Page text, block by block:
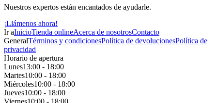
Nuestros expertos están encantados de ayudarle.
¡Llámenos ahora!
Ir aInicioTienda onlineAcerca de nosotrosContacto
GeneralTérminos y condicionesPolítica de devolucionesPolítica de
privacidad
Horario de apertura
Lunes13:00 - 18:00
Martes10:00 - 18:00
Miércoles10:00 - 18:00
Jueves10:00 - 18:00